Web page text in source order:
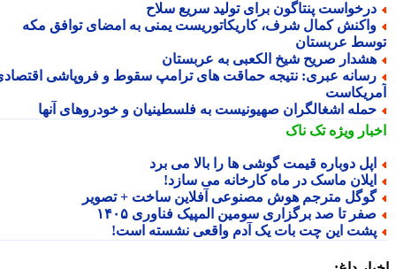
پنتاگون برای تولید سریع سلاح
کمال شرف، کاریکاتوریست یمنی به امضای توافق مکه
عربستان
صریح شیخ الکعبی به عربستان
عبری: نتیجه حماقت های ترامپ سقوط و فروپاشی اقتصادی
اشغالگران صهیونیست به فلسطینیان و خودروهای آنها
ویژهتک ناک
دوباره قیمت گوشی ها را بالا می برد
ماسک در ماه کارخانه می سازد!
مترجم هوش مصنوعی آفلاین ساخت + تصویر
تا صد برگزاری سومین المپیک فناوری ۱۴۰۵
این چت بات یک آدم واقعی نشسته است!